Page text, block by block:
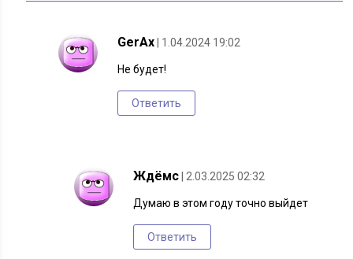
GerAx | 1.04.2024 19:02
Не будет!
Ответить
Ждёмс | 2.03.2025 02:32
Думаю в этом году точно выйдет
Ответить